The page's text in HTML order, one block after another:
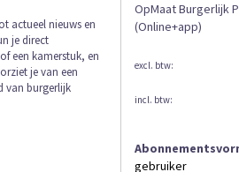
OpMaat Burgerlijk
(Online+app)
gebruiker
actueel nieuws en
je direct
een kamerstuk, en
je van een
van burgerlijk